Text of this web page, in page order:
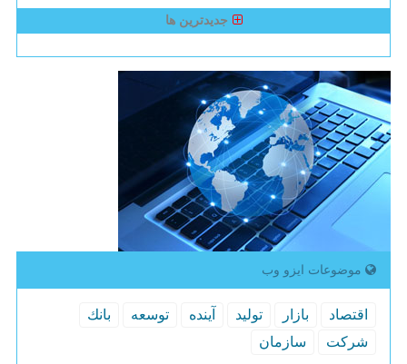
جدیدترین ها
موضوعات ایزو وب
اقتصاد بازار تولید آینده توسعه
بانك
شركت
سازمان